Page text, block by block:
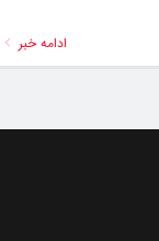
ادامه خبر